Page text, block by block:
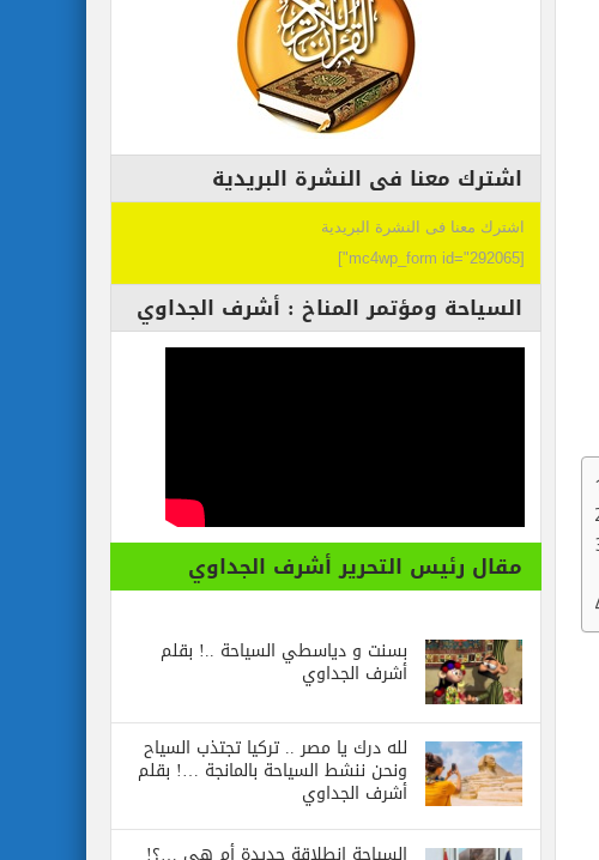
اشترك معنا فى النشرة البريدية
اشترك معنا فى النشرة البريدية
[mc4wp_form id="292065"]
السياحة ومؤتمر المناخ : أشرف الجداوي
مقال رئيس التحرير أشرف الجداوي
بسنت و دياسطي السياحة ..! بقلم
أشرف الجداوي
لله درك يا مصر .. تركيا تجتذب السياح
ونحن ننشط السياحة بالمانجة …! بقلم
أشرف الجداوي